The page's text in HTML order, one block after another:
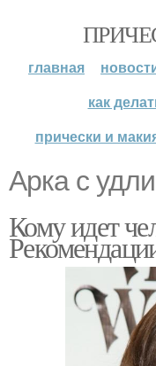
главная
как
прически и
Арка с
Кому идет